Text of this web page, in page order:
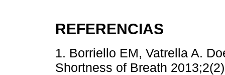
REFERENCIAS
1. Borriello EM, Vatrella A.
Shortness of Breath